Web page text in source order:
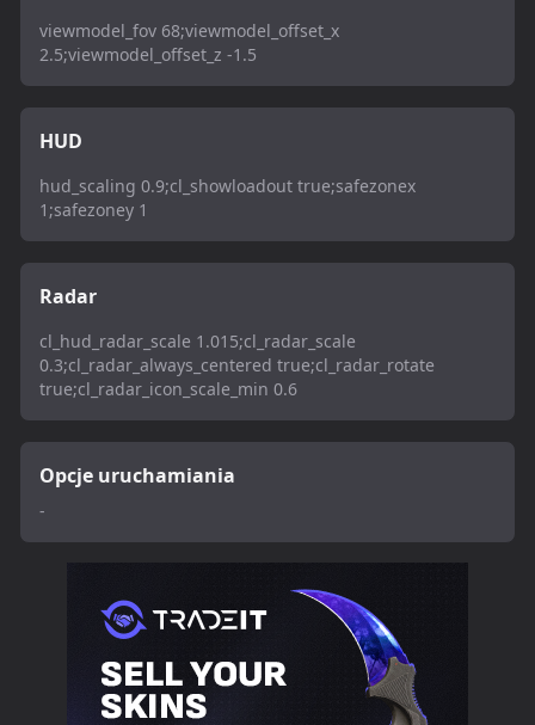
viewmodel_fov 68;viewmodel_offset_x
2.5;viewmodel_offset_z -1.5
HUD
hud_scaling 0.9;cl_showloadout true;safezonex
1;safezoney 1
Radar
cl_hud_radar_scale 1.015;cl_radar_scale
0.3;cl_radar_always_centered true;cl_radar_rotate
true;cl_radar_icon_scale_min 0.6
Opcje uruchamiania
-